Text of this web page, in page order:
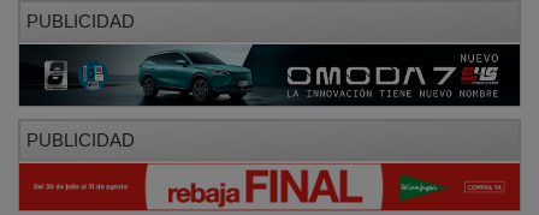
PUBLICIDAD
PUBLICIDAD